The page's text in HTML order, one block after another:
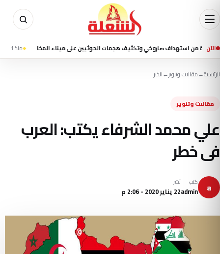
الآن
استهداف صاروخي وتكثيف هجمات الحوثيين على ميناء المخا منذ 1 ساعة 7 قتلى ونحو 35 جريحًا في قصف حوثي استهدف ميناء المخا وتجمعات سكنية
الرئيسية←مقالات وتنوير←الخبر
مقالات وتنوير
علي محمد الشرفاء يكتب: العرب
فى خطر
a كتب
admin
نُشر
22 يناير 2020 - 2:06 م